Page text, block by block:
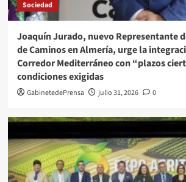
Sociedad
Joaquín Jurado, nuevo Representante
de Caminos en Almería, urge la
Corredor Mediterráneo con “plazos
condiciones exigidas
GabinetedePrensa julio 31, 2026 0